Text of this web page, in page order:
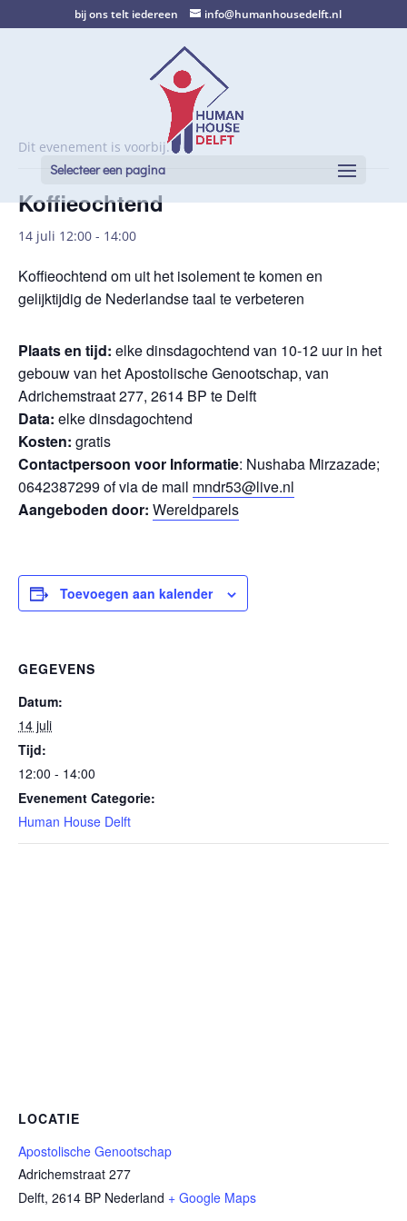
bij ons telt iedereen info@humanhousedelft.nl
Selecteer een pagina
Dit evenement is voorbij.
Koffieochtend
14 juli 12:00 - 14:00
Koffieochtend om uit het isolement te komen en
gelijktijdig de Nederlandse taal te verbeteren
Plaats en tijd: elke dinsdagochtend van 10-12 uur in het
gebouw van het Apostolische Genootschap, van
Adrichemstraat 277, 2614 BP te Delft
Data: elke dinsdagochtend
Kosten: gratis
Contactpersoon voor Informatie: Nushaba Mirzazade;
0642387299 of via de mail mndr53@live.nl
Aangeboden door: Wereldparels
Toevoegen aan kalender
GEGEVENS
Datum:
14 juli
Tijd:
12:00 - 14:00
Evenement Categorie:
Human House Delft
LOCATIE
Apostolische Genootschap
Adrichemstraat 277
Delft, 2614 BP Nederland + Google Maps